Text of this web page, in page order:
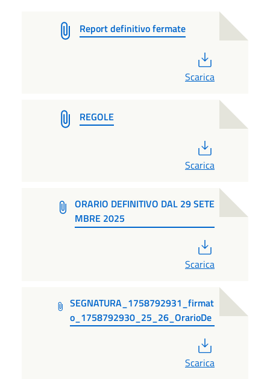
Report definitivo fermate
Scarica
REGOLE
Scarica
ORARIO DEFINITIVO DAL 29 SETE
MBRE 2025
Scarica
SEGNATURA_1758792931_firmat
o_1758792930_25_26_OrarioDe
Scarica